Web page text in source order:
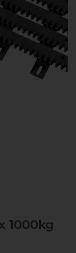
1000kg